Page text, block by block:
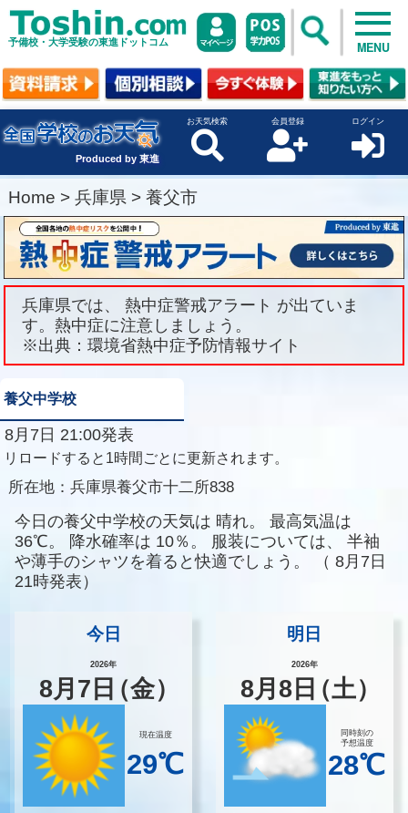
予備校・大学受験の東進ドットコム MENU
Produced by 東進
お天気検索 会員登録 ログイン
Home > 兵庫県 > 養父市
兵庫県では、 熱中症警戒アラート が出ていま
す。熱中症に注意しましょう。
※出典：環境省熱中症予防情報サイト
養父中学校
8月7日 21:00発表
リロードすると1時間ごとに更新されます。
所在地： 兵庫県養父市十二所838
今日の養父中学校の天気は 晴れ。
最高気温は
36℃。
降水確率は 10％。 服装については、
半袖
や薄手のシャツを着ると快適でしょう。
（ 8月7日
21時発表）
今日
2026年
8月 7 日（金）
現在温度
29℃
明日
2026年
8月8 日（土）
同時刻の
予想温度
28℃